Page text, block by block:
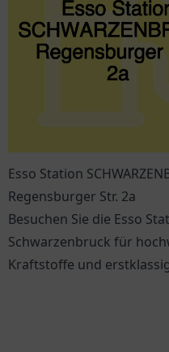
Esso Station
Regensburger Str. 2a
Besuchen Sie die Esso
Schwarzenbruck für
Kraftstoffe und